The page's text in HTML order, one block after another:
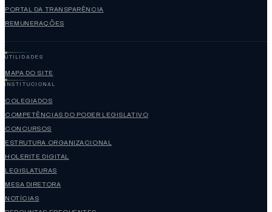
PORTAL DA TRANSPARÊNCIA
REMUNERAÇÕES
UTILIDADES
MAPA DO SITE
INSTITUCIONAL
COLEGIADOS
COMPETÊNCIAS DO PODER LEGISLATIVO
CONCURSOS
ESTRUTURA ORGANIZACIONAL
HOLERITE DIGITAL
LEGISLATURAS
MESA DIRETORA
NOTÍCIAS